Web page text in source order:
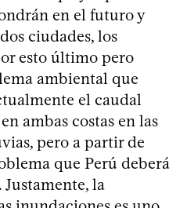
en el futuro y
ciudades, los
esto último pero
ambiental que
el caudal
ambas costas en las
pero a partir de
que Perú deberá
la